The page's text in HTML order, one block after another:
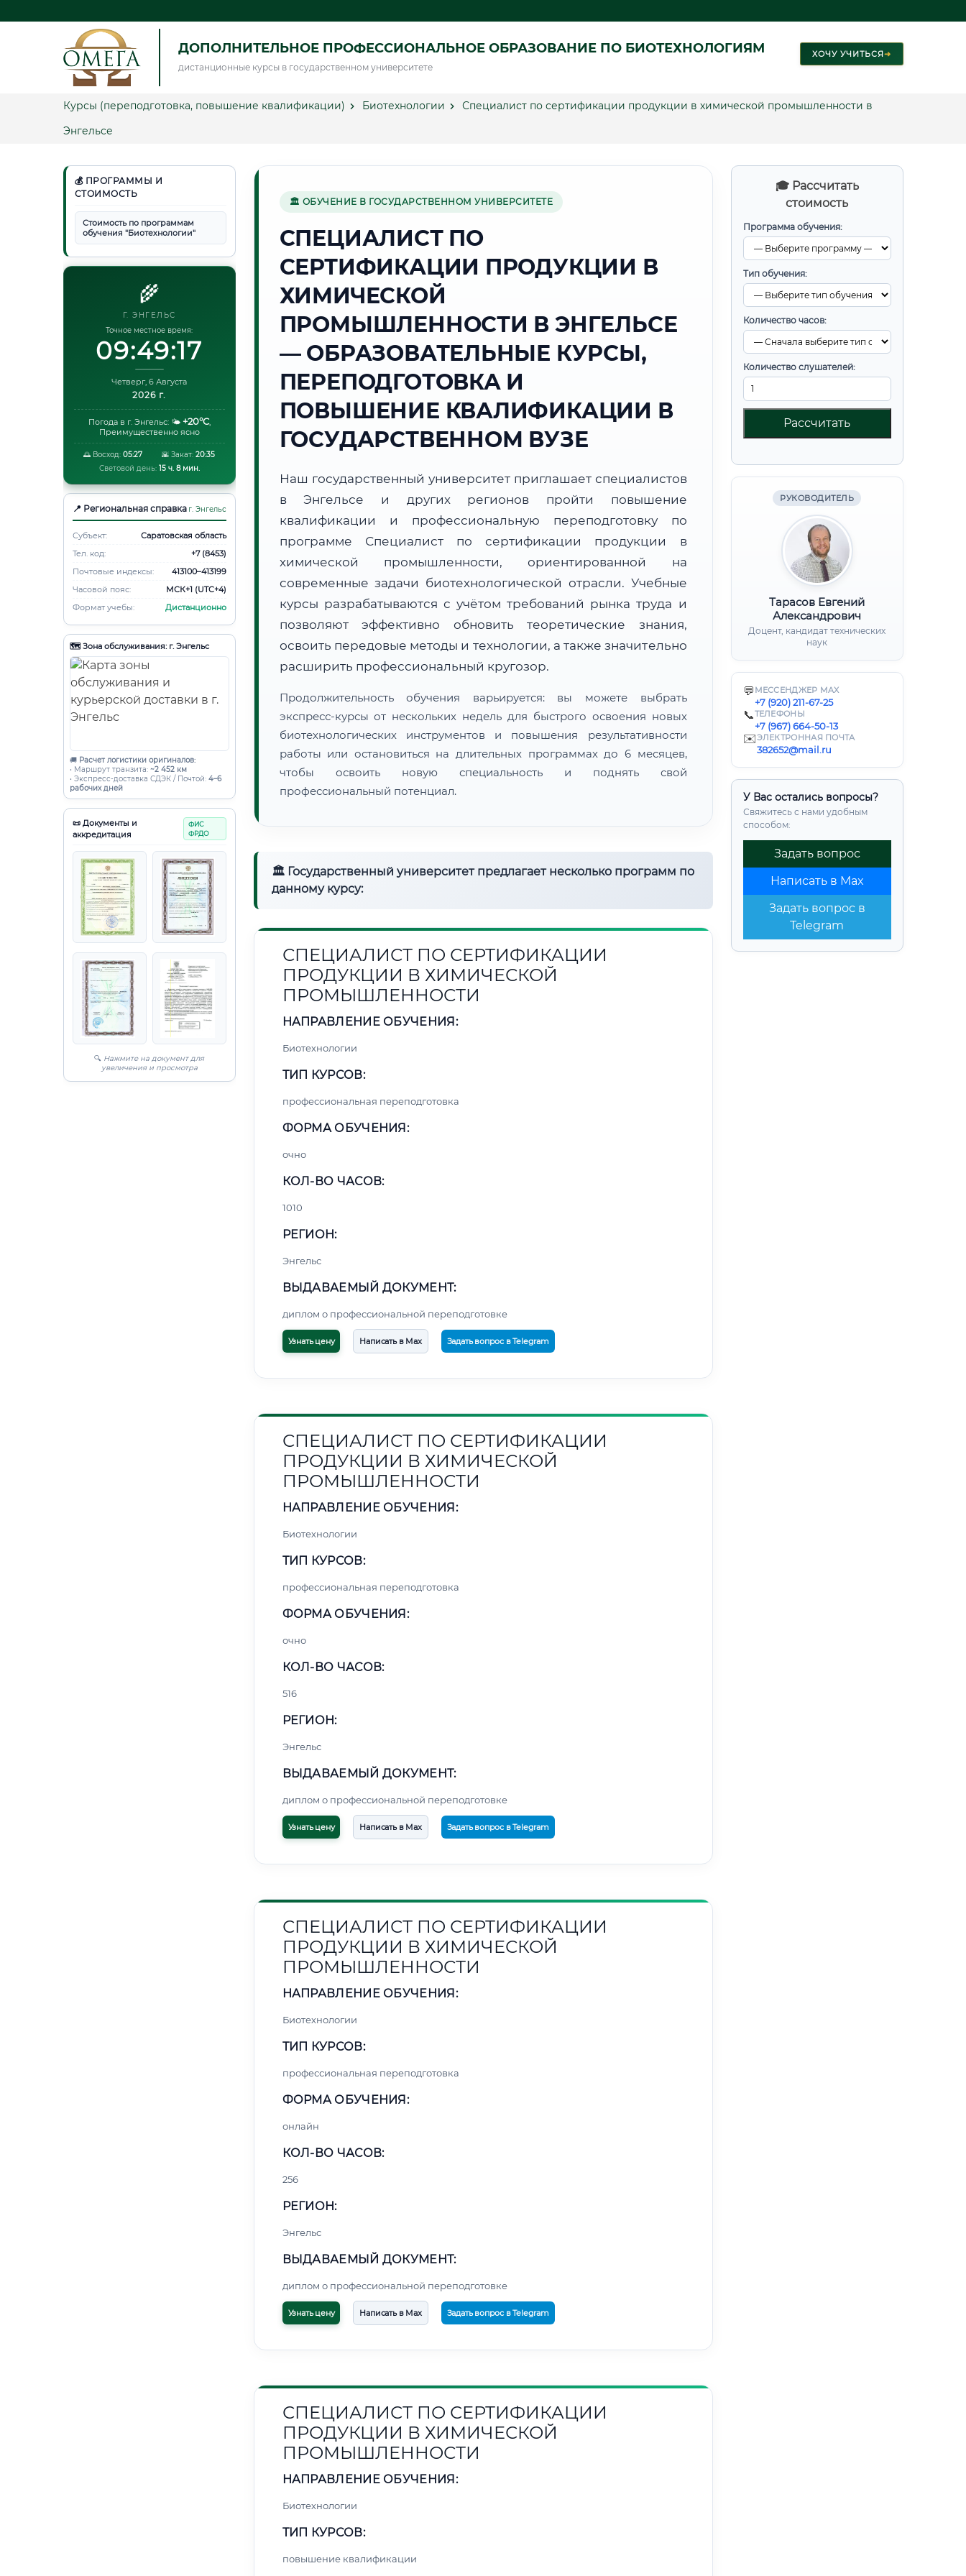
ДОПОЛНИТЕЛЬНОЕ ПРОФЕССИОНАЛЬНОЕ ОБРАЗОВАНИЕ ПО БИОТЕХНОЛОГИЯМ
дистанционные курсы в государственном университете
ХОЧУ УЧИТЬСЯ➜
Курсы (переподготовка, повышение квалификации) Биотехнологии
Специалист по сертификации продукции в химической промышленности в
Энгельсе
💰 ПРОГРАММЫ И
СТОИМОСТЬ
Стоимость по программам
обучения "Биотехнологии"
🌾
Г. ЭНГЕЛЬС
Точное местное время:
09:49:18
Четверг, 6 Августа
2026 г.
Погода в г. Энгельс: 🌤️ +20°C,
Преимущественно ясно
🌅 Восход: 05:27 🌇 Закат: 20:35
Световой день: 15 ч. 8 мин.
📍 Региональная справка г. Энгельс
Субъект:
Саратовская область
Тел. код:
+7 (8453)
Почтовые индексы:
413100–413199
Часовой пояс:
МСК+1 (UTC+4)
Формат учебы:
Дистанционно
🗺️ Зона обслуживания: г. Энгельс
🚚 Расчет логистики оригиналов:
• Маршрут транзита: ~2 452 км
• Экспресс-доставка СДЭК / Почтой: 4–6
рабочих дней
📜 Документы и
аккредитация
ФИС
ФРДО
🔍 Нажмите на документ для
увеличения и просмотра
🎓 Рассчитать
стоимость
Программа обучения:
Тип обучения:
Количество часов:
Количество слушателей:
Рассчитать
РУКОВОДИТЕЛЬ
Тарасов Евгений
Александрович
Доцент, кандидат технических
наук
💬 МЕССЕНДЖЕР MAX
+7 (920) 211-67-25
📞ТЕЛЕФОНЫ
+7 (967) 664-50-13
✉️ЭЛЕКТРОННАЯ ПОЧТА
382652@mail.ru
У Вас остались вопросы?
Свяжитесь с нами удобным
способом:
Задать вопрос
Написать в Max
Задать вопрос в
Telegram
🏛 ОБУЧЕНИЕ В ГОСУДАРСТВЕННОМ УНИВЕРСИТЕТЕ
СПЕЦИАЛИСТ ПО
СЕРТИФИКАЦИИ ПРОДУКЦИИ В
ХИМИЧЕСКОЙ
ПРОМЫШЛЕННОСТИ В ЭНГЕЛЬСЕ
— ОБРАЗОВАТЕЛЬНЫЕ КУРСЫ,
ПЕРЕПОДГОТОВКА И
ПОВЫШЕНИЕ КВАЛИФИКАЦИИ В
ГОСУДАРСТВЕННОМ ВУЗЕ
Наш государственный университет приглашает специалистов
в Энгельсе и других регионов пройти повышение
квалификации и профессиональную переподготовку по
программе Специалист по сертификации продукции в
химической промышленности, ориентированной на
современные задачи биотехнологической отрасли. Учебные
курсы разрабатываются с учётом требований рынка труда и
позволяют эффективно обновить теоретические знания,
освоить передовые методы и технологии, а также значительно
расширить профессиональный кругозор.
Продолжительность обучения варьируется: вы можете выбрать
экспресс-курсы от нескольких недель для быстрого освоения новых
биотехнологических инструментов и повышения результативности
работы или остановиться на длительных программах до 6 месяцев,
чтобы освоить новую специальность и поднять свой
профессиональный потенциал.
🏛 Государственный университет предлагает несколько программ по
данному курсу:
СПЕЦИАЛИСТ ПО СЕРТИФИКАЦИИ
ПРОДУКЦИИ В ХИМИЧЕСКОЙ
ПРОМЫШЛЕННОСТИ
НАПРАВЛЕНИЕ ОБУЧЕНИЯ:
Биотехнологии
ТИП КУРСОВ:
профессиональная переподготовка
ФОРМА ОБУЧЕНИЯ:
очно
КОЛ-ВО ЧАСОВ:
1010
РЕГИОН:
Энгельс
ВЫДАВАЕМЫЙ ДОКУМЕНТ:
диплом о профессиональной переподготовке
Узнать цену Написать в Max Задать вопрос в Telegram
СПЕЦИАЛИСТ ПО СЕРТИФИКАЦИИ
ПРОДУКЦИИ В ХИМИЧЕСКОЙ
ПРОМЫШЛЕННОСТИ
НАПРАВЛЕНИЕ ОБУЧЕНИЯ:
Биотехнологии
ТИП КУРСОВ:
профессиональная переподготовка
ФОРМА ОБУЧЕНИЯ:
очно
КОЛ-ВО ЧАСОВ:
516
РЕГИОН:
Энгельс
ВЫДАВАЕМЫЙ ДОКУМЕНТ:
диплом о профессиональной переподготовке
Узнать цену Написать в Max Задать вопрос в Telegram
СПЕЦИАЛИСТ ПО СЕРТИФИКАЦИИ
ПРОДУКЦИИ В ХИМИЧЕСКОЙ
ПРОМЫШЛЕННОСТИ
НАПРАВЛЕНИЕ ОБУЧЕНИЯ:
Биотехнологии
ТИП КУРСОВ:
профессиональная переподготовка
ФОРМА ОБУЧЕНИЯ:
онлайн
КОЛ-ВО ЧАСОВ:
256
РЕГИОН:
Энгельс
ВЫДАВАЕМЫЙ ДОКУМЕНТ:
диплом о профессиональной переподготовке
Узнать цену Написать в Max Задать вопрос в Telegram
СПЕЦИАЛИСТ ПО СЕРТИФИКАЦИИ
ПРОДУКЦИИ В ХИМИЧЕСКОЙ
ПРОМЫШЛЕННОСТИ
НАПРАВЛЕНИЕ ОБУЧЕНИЯ:
Биотехнологии
ТИП КУРСОВ:
повышение квалификации